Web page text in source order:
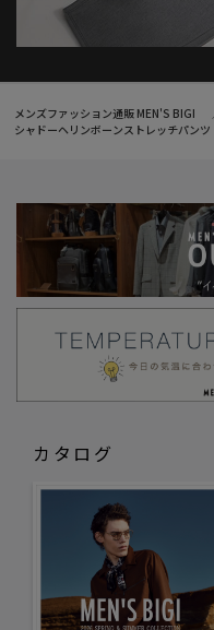
メンズファッション通販 MEN'S BIGI
シャドーヘリンボーンストレッチパンツ
カタログ